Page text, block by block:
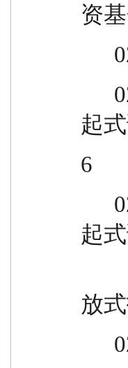
资
起
6
起
放